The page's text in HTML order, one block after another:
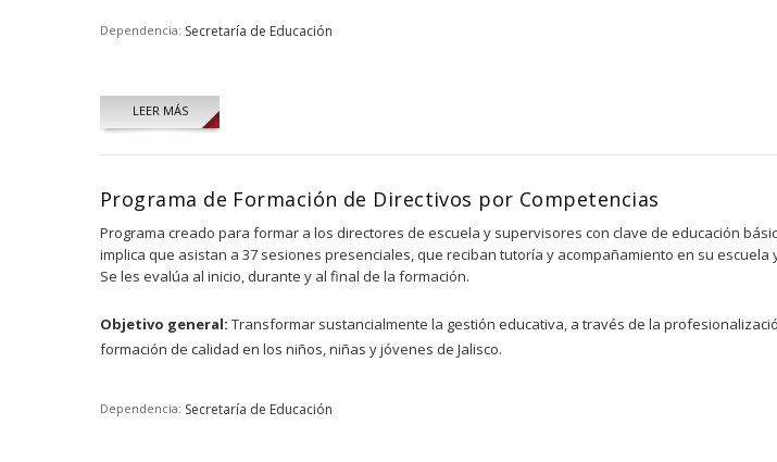
Dependencia: Secretaría de Educación
LEER MÁS
Programa de Formación de Directivos por Competencias
Programa creado para formar a los directores de escuela y supervisores con clave de educación
implica que asistan a 37 sesiones presenciales, que reciban tutoría y acompañamiento en su
Se les evalúa al inicio, durante y al final de la formación.
Objetivo general: Transformar sustancialmente la gestión educativa, a través de la
formación de calidad en los niños, niñas y jóvenes de Jalisco.
Dependencia: Secretaría de Educación